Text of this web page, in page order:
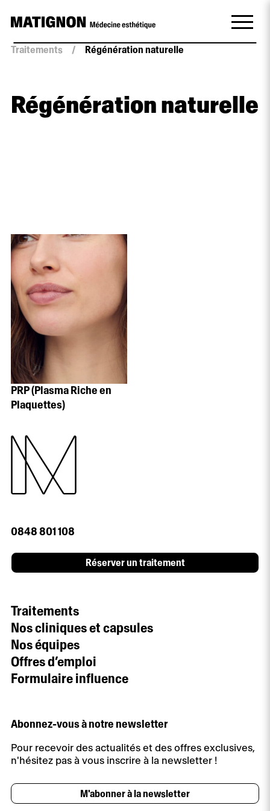
Traitements / Régénération naturelle
Régénération naturelle
PRP (Plasma Riche en
Plaquettes)
0848 801 108
Réserver un traitement
Traitements
Nos cliniques et capsules
Nos équipes
Offres d’emploi
Formulaire influence
Abonnez-vous à notre newsletter
Pour recevoir des actualités et des offres exclusives,
n'hésitez pas à vous inscrire à la newsletter !
M'abonner à la newsletter